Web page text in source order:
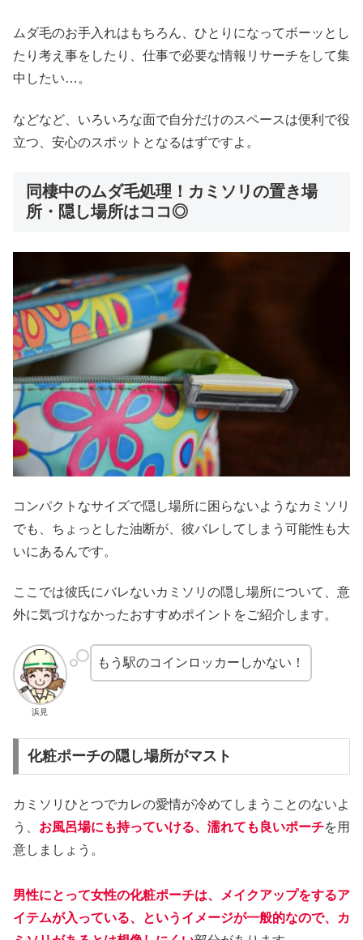
ムダ毛のお手入れはもちろん、ひとりになってボーッとし
たり考え事をしたり、仕事で必要な情報リサーチをして集
中したい…。
などなど、いろいろな面で自分だけのスペースは便利で役
立つ、安心のスポットとなるはずですよ。
同棲中のムダ毛処理！カミソリの置き場
所・隠し場所はココ◎
コンパクトなサイズで隠し場所に困らないようなカミソリ
でも、ちょっとした油断が、彼バレしてしまう可能性も大
いにあるんです。
ここでは彼氏にバレないカミソリの隠し場所について、意
外に気づけなかったおすすめポイントをご紹介します。
浜見
もう駅のコインロッカーしかない！
化粧ポーチの隠し場所がマスト
カミソリひとつでカレの愛情が冷めてしまうことのないよ
う、 お風呂場にも持っていける、濡れても良いポーチを用
意しましょう。
男性にとって女性の化粧ポーチは、メイクアップをするア
イテムが入っている、というイメージが一般的なので、カ